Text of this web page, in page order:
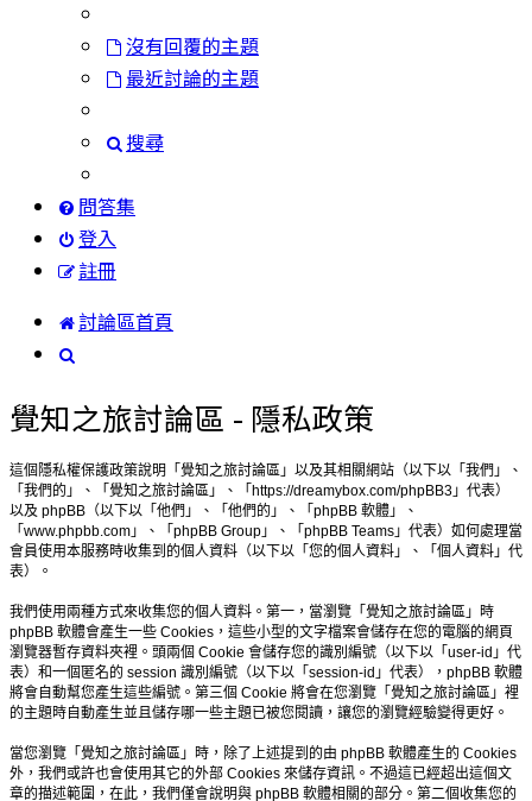
沒有回覆的主題
最近討論的主題
搜尋
問答集
登入
註冊
討論區首頁
覺知之旅討論區 - 隱私政策
這個隱私權保護政策說明「覺知之旅討論區」以及其相關網站（以下以「我們」、
「我們的」、「覺知之旅討論區」、「https://dreamybox.com/phpBB3」代表）
以及 phpBB（以下以「他們」、「他們的」、「phpBB 軟體」、
「www.phpbb.com」、「phpBB Group」、「phpBB Teams」代表）如何處理當
會員使用本服務時收集到的個人資料（以下以「您的個人資料」、「個人資料」代
表）。
我們使用兩種方式來收集您的個人資料。第一，當瀏覽「覺知之旅討論區」時
phpBB 軟體會產生一些 Cookies，這些小型的文字檔案會儲存在您的電腦的網頁
瀏覽器暫存資料夾裡。頭兩個 Cookie 會儲存您的識別編號（以下以「user-id」代
表）和一個匿名的 session 識別編號（以下以「session-id」代表），phpBB 軟體
將會自動幫您產生這些編號。第三個 Cookie 將會在您瀏覽「覺知之旅討論區」裡
的主題時自動產生並且儲存哪一些主題已被您閱讀，讓您的瀏覽經驗變得更好。
當您瀏覽「覺知之旅討論區」時，除了上述提到的由 phpBB 軟體產生的 Cookies
外，我們或許也會使用其它的外部 Cookies 來儲存資訊。不過這已經超出這個文
章的描述範圍，在此，我們僅會說明與 phpBB 軟體相關的部分。第二個收集您的